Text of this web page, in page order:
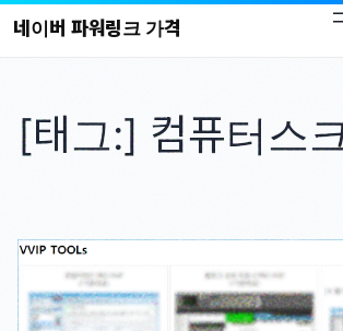
콘
네이버 파워링크 가격
[태그:] 컴퓨터스